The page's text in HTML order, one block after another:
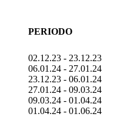
PERIODO
02.12.23 - 23.12.23
06.01.24 - 27.01.24
23.12.23 - 06.01.24
27.01.24 - 09.03.24
09.03.24 - 01.04.24
01.04.24 - 01.06.24